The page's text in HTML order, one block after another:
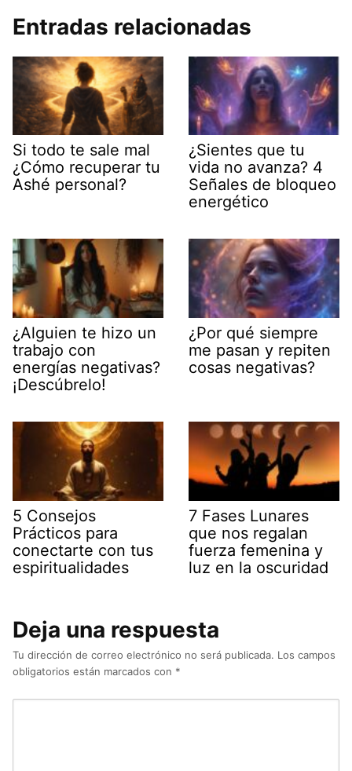
Entradas relacionadas
Si todo te sale mal
¿Cómo recuperar tu
Ashé personal?
¿Sientes que tu
vida no avanza? 4
Señales de bloqueo
energético
¿Alguien te hizo un
trabajo con
energías negativas?
¡Descúbrelo!
¿Por qué siempre
me pasan y repiten
cosas negativas?
5 Consejos
Prácticos para
conectarte con tus
espiritualidades
7 Fases Lunares
que nos regalan
fuerza femenina y
luz en la oscuridad
Deja una respuesta
Tu dirección de correo electrónico no será publicada. Los campos
obligatorios están marcados con *